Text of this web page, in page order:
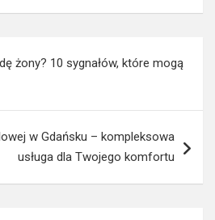
żony? 10 sygnałów, które mogą
w Gdańsku – kompleksowa
usługa dla Twojego komfortu